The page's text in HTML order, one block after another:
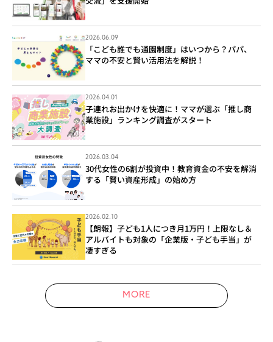
2026.06.09
「こども誰でも通園制度」はいつから？パパ、
ママの不安と賢い活用法を解説！
2026.04.01
子連れお出かけを快適に！ママが選ぶ「推し商
業施設」ランキング調査がスタート
2026.03.04
30代女性の6割が投資中！教育資金の不安を解消
する「賢い資産形成」の始め方
2026.02.10
【朗報】子ども1人につき月1万円！上限なし＆
アルバイトも対象の「企業版・子ども手当」が
凄すぎる
MORE